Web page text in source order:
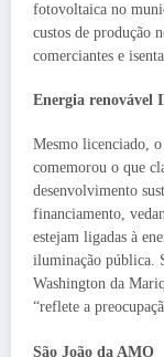
fotovoltaica no
custos de produção
comerciantes e
Energia renovável
Mesmo licenciado,
comemorou o que
desenvolvimento
financiamento,
estejam ligadas à
iluminação pública.
Washington da
“reflete a
São João da AMO